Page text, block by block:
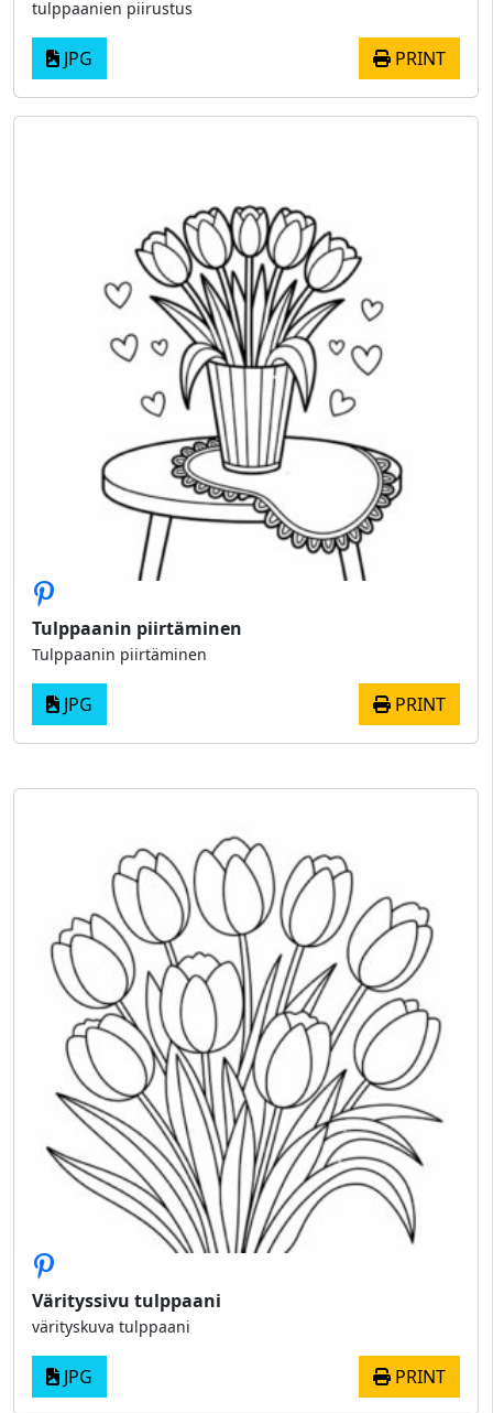
tulppaanien piirustus
JPG PRINT
Tulppaanin piirtäminen
Tulppaanin piirtäminen
JPG PRINT
Värityssivu tulppaani
värityskuva tulppaani
JPG PRINT